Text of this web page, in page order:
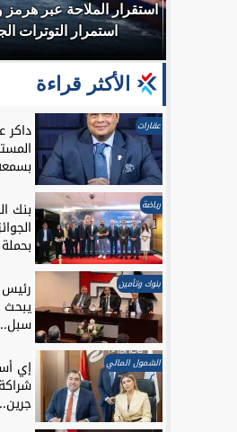
استقرار الملاحة عبر
استمرار التوترات
الأكثر قراءة
عقارات داكر
رياضة بنك
بنوك وتأمين رئيس
يبحث
الشمول المالي إي